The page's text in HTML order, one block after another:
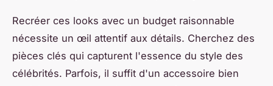
Recréer ces looks avec un budget raisonnable
nécessite un œil attentif aux détails. Cherchez des
pièces clés qui capturent l'essence du style des
célébrités. Parfois, il suffit d'un accessoire bien